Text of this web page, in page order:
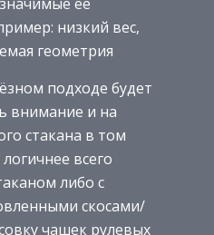
низкий вес,
геометрия
подходе будет
внимание и на
стакана в том
всего
либо с
скосами/
чашек рулевых